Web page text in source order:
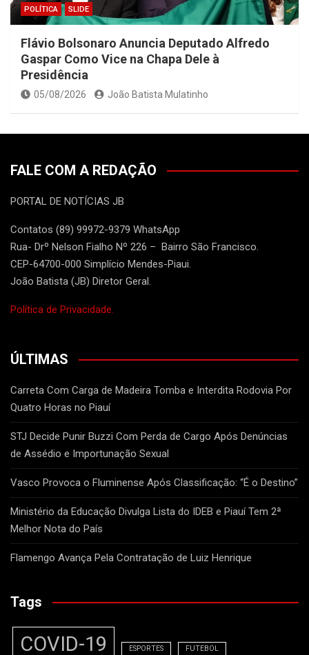
POLÍTICA SLIDE
Flávio Bolsonaro Anuncia Deputado Alfredo
Gaspar Como Vice na Chapa Dele à
Presidência
05/08/2026 João Batista Mulatinho
FALE COM A REDAÇÃO
PORTAL DE NOTÍCIAS JB
Contatos (89) 99972-9379 WhatsApp
Rua- Drº Nelson Fialho Nº 226 – Bairro São Francisco.
CEP-64700-000 Simplício Mendes-Piaui.
João Batista (JB) Diretor Geral.
Política de Privacidade.
ÚLTIMAS
Carreta Com Carga de Madeira Tomba e Interdita Rodovia Por
Quatro Horas no Piauí
STJ Decide Punir Buzzi Com Perda de Cargo Após Denúncias
de Assédio e Importunação Sexual
Vasco Provoca o Fluminense Após Classificação: “É o Destino”
Ministério da Educação Divulga Lista do IDEB e Piauí Tem 2ª
Melhor Nota do País
Flamengo Avança Pela Contratação de Luiz Henrique
Tags
COVID-19 ESPORTES FUTEBOL